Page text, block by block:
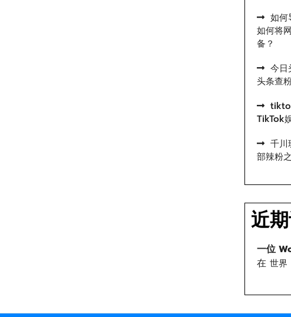
如何
如何将
备？
今日
头条查
TikTok
千川
部辣粉
近
一位
在 世界